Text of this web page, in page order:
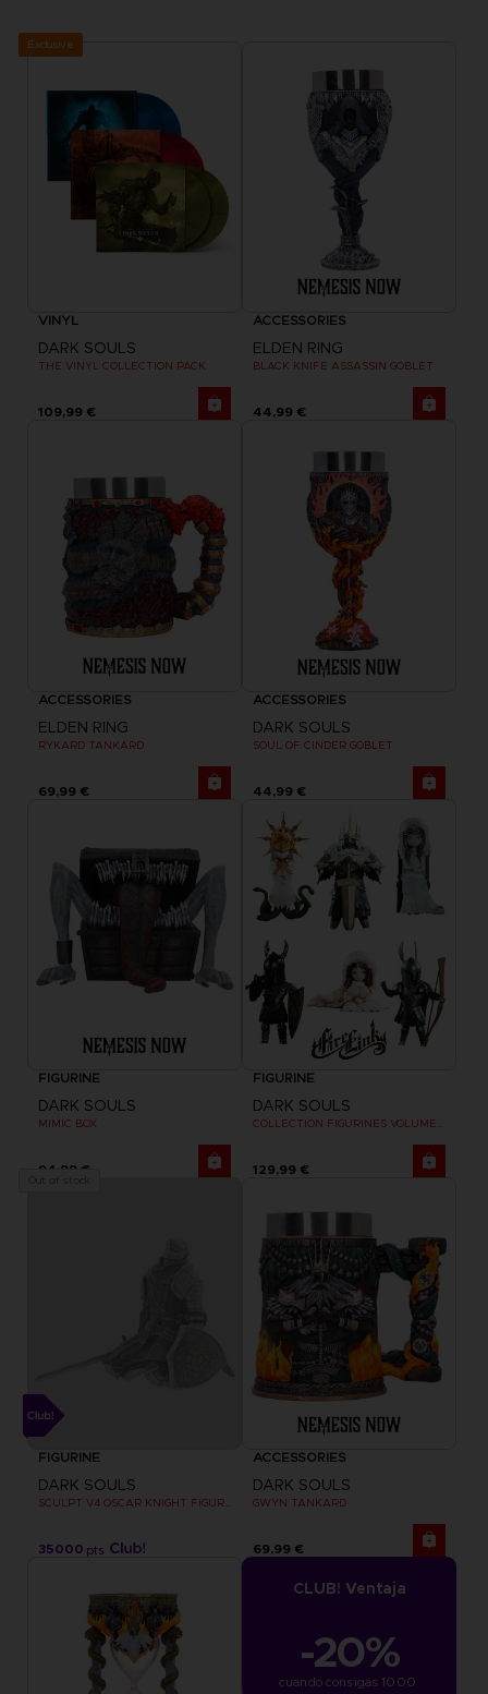
Exclusive
VINYL
DARK SOULS
THE VINYL COLLECTION PACK
109,99 €
ACCESSORIES
ELDEN RING
BLACK KNIFE ASSASSIN GOBLET
44,99 €
ACCESSORIES
ELDEN RING
RYKARD TANKARD
69,99 €
ACCESSORIES
DARK SOULS
SOUL OF CINDER GOBLET
44,99 €
FIGURINE
DARK SOULS
MIMIC BOX
94,99 €
FIGURINE
DARK SOULS
129,99 €
FIGURINE
DARK SOULS
SCULPT V4 OSCAR KNIGHT FIGURINE
35000 pts
ACCESSORIES
DARK SOULS
GWYN TANKARD
69,99 €
CLUB! Ventaja
-20%
cuando consigas 1000